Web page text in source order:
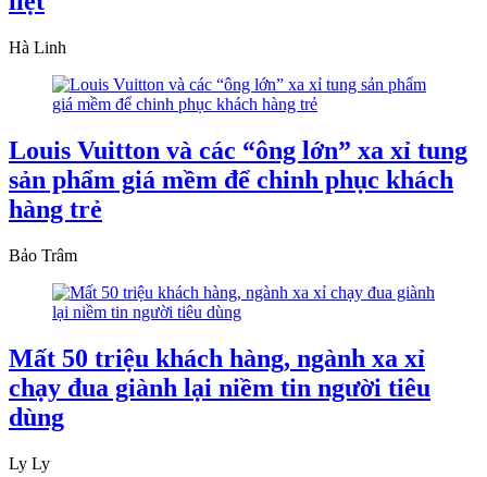
Hà Linh
Louis Vuitton và các “ông lớn” xa xỉ tung
sản phẩm giá mềm để chinh phục khách
hàng trẻ
Bảo Trâm
Mất 50 triệu khách hàng, ngành xa xỉ
chạy đua giành lại niềm tin người tiêu
dùng
Ly Ly